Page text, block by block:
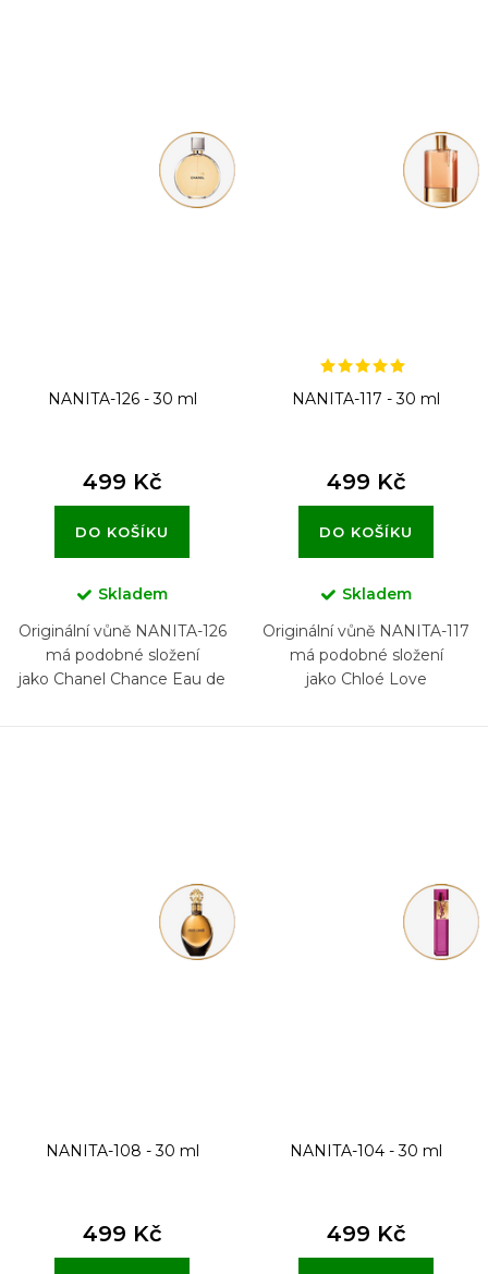
NANITA-126 - 30 ml
499 Kč
DO KOŠÍKU
Skladem
Originální vůně NANITA-126
má podobné složení
jako Chanel Chance Eau de
NANITA-117 - 30 ml
499 Kč
DO KOŠÍKU
Skladem
Originální vůně NANITA-117
má podobné složení
jako Chloé Love
NANITA-108 - 30 ml
499 Kč
NANITA-104 - 30 ml
499 Kč